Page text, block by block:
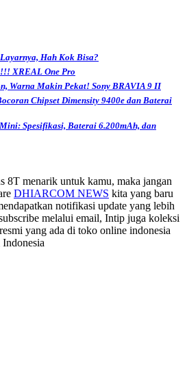
Hah Kok Bisa?
XREAL One Pro
Warna Makin Pekat! Sony BRAVIA 9 II
Chipset Dimensity 9400e dan Baterai
Spesifikasi, Baterai 6.200mAh, dan
8T menarik untuk kamu, maka jangan
DHIARCOM NEWS kita yang baru
notifikasi update yang lebih
melalui email, Intip juga koleksi
yang ada di toko online indonesia